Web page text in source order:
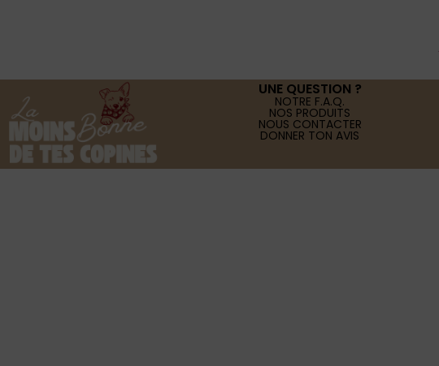
UNE QUESTION ?
NOTRE F.A.Q.
NOS PRODUITS
NOUS CONTACTER
DONNER TON AVIS